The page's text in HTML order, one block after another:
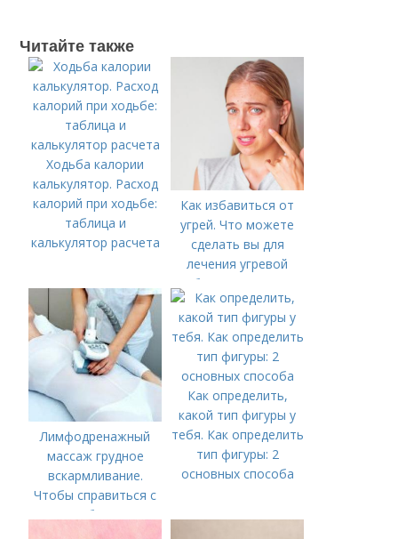
Читайте также
Ходьба калории
калькулятор. Расход
калорий при ходьбе:
таблица и
калькулятор расчета
Как избавиться от
угрей. Что можете
сделать вы для
лечения угревой
болезни (акне)
Лимфодренажный
массаж грудное
вскармливание.
Чтобы справиться с
нагрубанием,
необходимо
Как определить,
какой тип фигуры у
тебя. Как определить
тип фигуры: 2
основных способа